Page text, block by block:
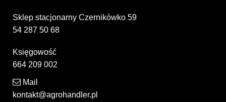
Sklep stacjonarny Czernikówko 59
54 287 50 68
Księgowość
664 209 002
Mail
kontakt@agrohandler.pl